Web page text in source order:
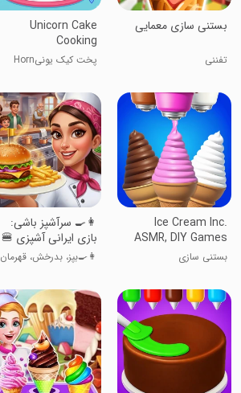
بستنی سازی معمایی
تفننی
Unicorn Cake
Cooking
پخت کیک یونیHorn
Ice Cream Inc.
ASMR, DIY Games
بستنی سازی
‏‏‏‏‏‏‏‏👩‍🍳 سرآشپز باشی:
بازی ایرانی آشپزی 🍔
👩‍🍳بپز، بدرخش، قهرمان